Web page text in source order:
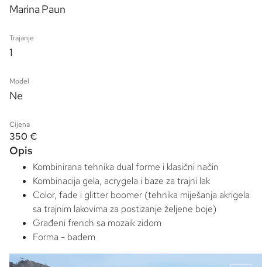
Marina Paun
Trajanje
1
Model
Ne
Cijena
350 €
Opis
Kombinirana tehnika dual forme i klasični način
Kombinacija gela, acrygela i baze za trajni lak
Color, fade i glitter boomer (tehnika miješanja akrigela
sa trajnim lakovima za postizanje željene boje)
Građeni french sa mozaik zidom
Forma - badem